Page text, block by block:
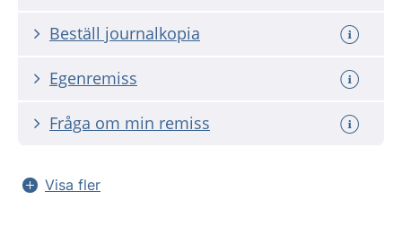
Beställ journalkopia
Egenremiss
Fråga om min remiss
Visa fler